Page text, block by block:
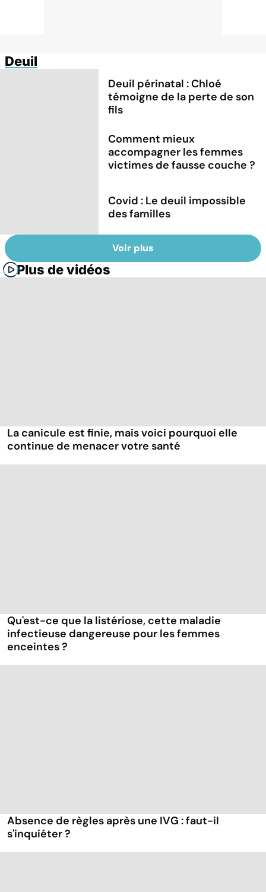
Deuil
Deuil périnatal : Chloé
témoigne de la perte de son
fils
Comment mieux
accompagner les femmes
victimes de fausse couche ?
Covid : Le deuil impossible
des familles
Voir plus
Plus de vidéos
La canicule est finie, mais voici pourquoi elle
continue de menacer votre santé
Qu'est-ce que la listériose, cette maladie
infectieuse dangereuse pour les femmes
enceintes ?
Absence de règles après une IVG : faut-il
s'inquiéter ?